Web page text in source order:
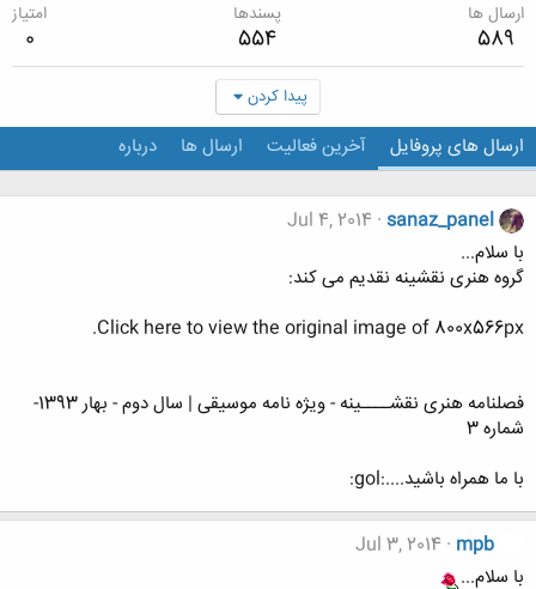
ارسال ها
589
پسندها
554
امتیاز
0
پیدا کردن
ارسال های پروفایل آخرین فعالیت ارسال ها درباره
sanaz_panel
Jul 4, 2014
با سلام...
گروه هنری نقشینه نقدیم می کند:
Click here to view the original image of 800x566px.
فصلنامه هنری نقشــــینه - ویژه نامه موسیقی | سال دوم - بهار 1393-
شماره 3
با ما همراه باشید....:gol:
mpb
Jul 3, 2014
با سلام...